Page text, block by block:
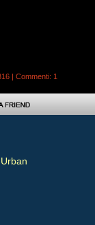
| Commenti: 1
Urban